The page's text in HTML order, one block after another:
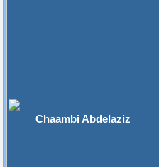
Chaambi Abdelaziz